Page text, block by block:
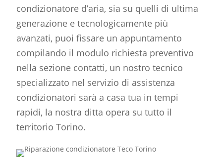
condizionatore d’aria, sia su quelli di ultima
generazione e tecnologicamente più
avanzati, puoi fissare un appuntamento
compilando il modulo richiesta preventivo
nella sezione contatti, un nostro tecnico
specializzato nel servizio di assistenza
condizionatori sarà a casa tua in tempi
rapidi, la nostra ditta opera su tutto il
territorio Torino.